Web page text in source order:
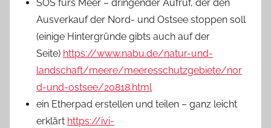
SOS fürs Meer – dringender Aufruf, der den
Ausverkauf der Nord- und Ostsee stoppen soll
(einige Hintergründe gibts auch auf der
Seite) https://www.nabu.de/natur-und-
landschaft/meere/meeresschutzgebiete/nor
d-und-ostsee/20818.html
ein Etherpad erstellen und teilen – ganz leicht
erklärt https://ivi-